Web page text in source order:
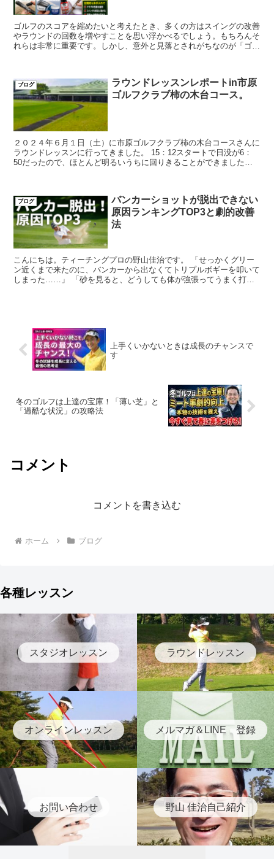
ゴルフのスコアを縮めたいと考えたとき、多くの方はスイングの改善
やラウンドの回数を増やすことを思い浮かべるでしょう。もちろんそ
れらは非常に重要です。しかし、意外と見落とされがちなのが「ゴル
ブログ
ラウンドレッスンレポートin市原
ゴルフクラブ柿の木台コース。
２０２４年６月１日（土）に市原ゴルフクラブ柿の木台コースさんに
ラウンドレッスンに行ってきました。 15：12スタートで日没が6：
50だったので、ほとんど明るいうちに回りきることができました。
ブログ
バンカーショットが脱出できない
原因ランキングTOP3と劇的改善
法
こんにちは。ティーチングプロの野山佳治です。 「せっかくグリー
ン近くまで来たのに、バンカーから出なくてトリプルボギーを叩いて
しまった……」 「砂を見ると、どうしても体が強張ってうまく打て
上手くいかないときは成長のチャンスで
す
冬のゴルフは上達の宝庫！「薄い芝」と
「過酷な状況」の攻略法
コメント
コメントを書き込む
ホーム ブログ
各種レッスン
スタジオレッスン ラウンドレッスン
オンラインレッスン メルマガ＆LINE 登録
お問い合わせ 野山 佳治自己紹介